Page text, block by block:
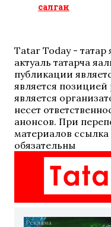
салган
Tatar Today - татар
актуаль татарча
публикации
является
является
несет
анонсов. При
материалов
обязательны